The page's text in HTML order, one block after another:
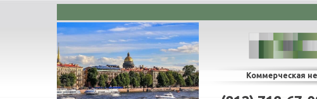
сопровождение сделок по аренде офисов,
Коммерческая